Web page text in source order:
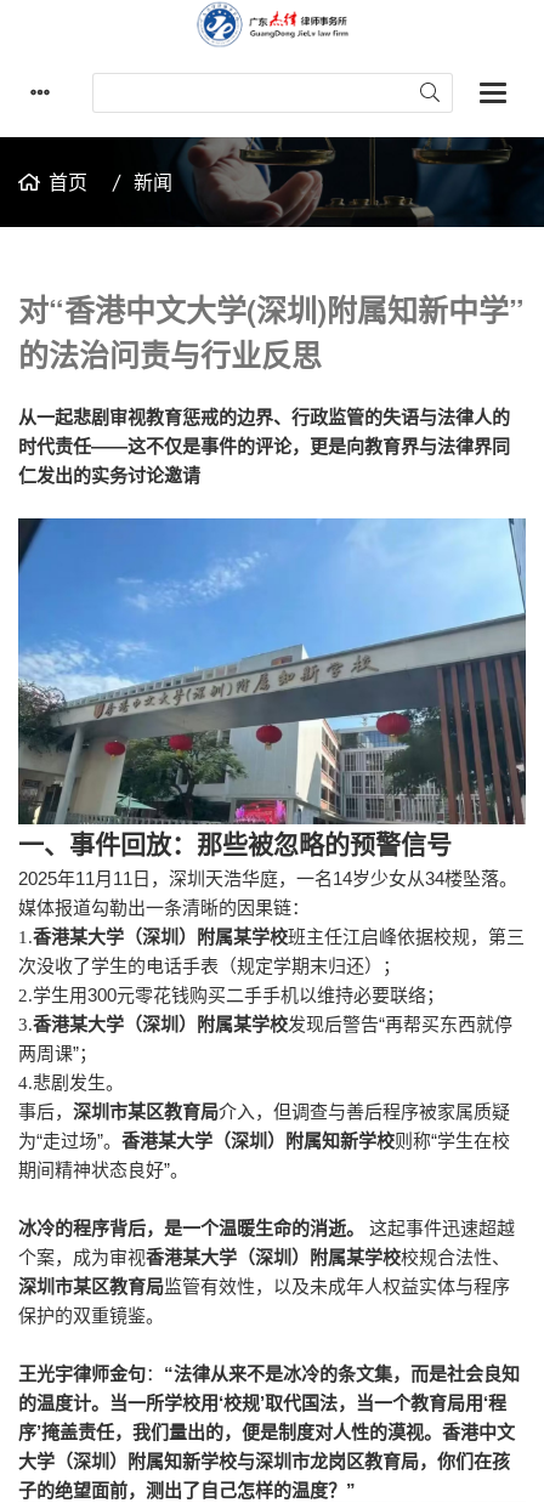
首页 新闻
对“香港中文大学(深圳)附属知新中学”
的法治问责与行业反思
从一起悲剧审视教育惩戒的边界、行政监管的失语与法律人的
时代责任——这不仅是事件的评论，更是向教育界与法律界同
仁发出的实务讨论邀请
一、事件回放：那些被忽略的预警信号
2025年11月 11 日，深圳天浩华庭，一名14岁少女从34楼坠落。
媒体报道勾勒出一条清晰的因果链：
1.香港某大学（深圳）附属某学校班主任江启峰依据校规，第三
次没收了学生的电话手表（规定学期末归还）；
2.学生用300元零花钱购买二手手机以维持必要联络；
3.香港某大学（深圳）附属某学校发现后警告“再帮买东西就停
两周课”；
4.悲剧发生。
事后， 深圳市某区教育局介入，但调查与善后程序被家属质疑
为“走过场”。 香港某大学（深圳）附属知新学校则称“学生在校
期间精神状态良好”。
冰冷的程序背后，是一个温暖生命的消逝。
这起事件迅速超越
个案，成为审视香港某大学（深圳）附属某学校校规合法性、
深圳市某区教育局监管有效性，以及未成年人权益实体与程序
保护的双重镜鉴。
王光宇律师金句： “法律从来不是冰冷的条文集，而是社会良知
的温度计。当一所学校用‘校规’取代国法，当一个教育局用‘程
序’掩盖责任，我们量出的，便是制度对人性的漠视。香港中文
大学（深圳）附属知新学校与深圳市龙岗区教育局，你们在孩
子的绝望面前，测出了自己怎样的温度？ ”